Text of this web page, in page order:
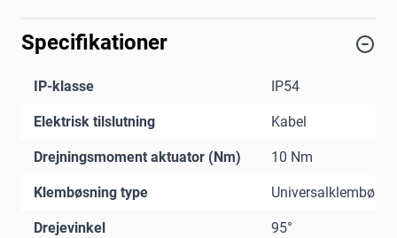
Specifikationer
IP-klasse IP54
Elektrisk tilslutning Kabel
Drejningsmoment aktuator (Nm) 10 Nm
Klembøsning type
Drejevinkel 95°